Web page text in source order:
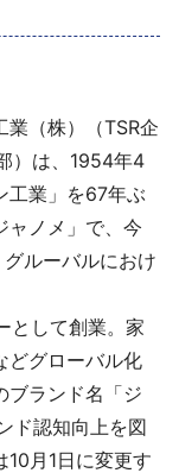
（株）（TSR企
）は、1954年4
工業」を67年ぶ
ャノメ」で、今
ルーバルにおけ
として創業。家
どグローバル化
ブランド名「ジ
ド認知向上を図
月1日に変更す